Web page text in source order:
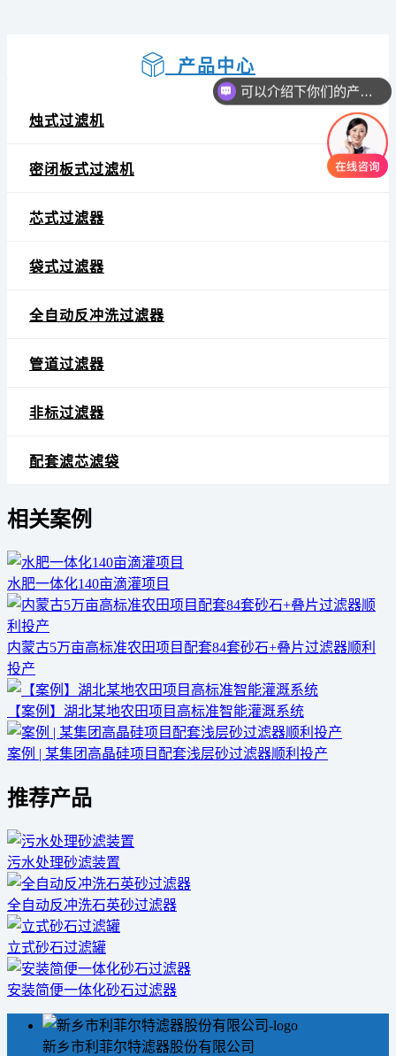
产品中心
烛式过滤机
密闭板式过滤机
芯式过滤器
袋式过滤器
全自动反冲洗过滤器
管道过滤器
非标过滤器
配套滤芯滤袋
相关案例
水肥一体化140亩滴灌项目
内蒙古5万亩高标准农田项目配套84套砂石+叠片过滤器顺利
投产
【案例】湖北某地农田项目高标准智能灌溉系统
案例 | 某集团高晶硅项目配套浅层砂过滤器顺利投产
推荐产品
污水处理砂滤装置
全自动反冲洗石英砂过滤器
立式砂石过滤罐
安装简便一体化砂石过滤器
新乡市利菲尔特滤器股份有限公司
可以介绍下你们的产品么